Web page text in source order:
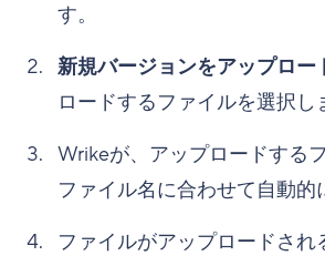
す。
新規バージョンをアップロー
ロードするファイルを選択し
Wrikeが、アップロードする
ファイル名に合わせて自動的
ファイルがアップロードさ